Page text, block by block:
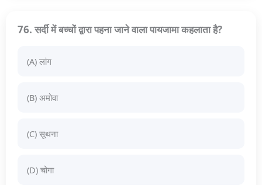
76. सर्दी में बच्चों द्वारा पहना जाने वाला पायजामा कहलाता है?
(A) लांग
(B) अमोवा
(C) सूथना
(D) चोगा